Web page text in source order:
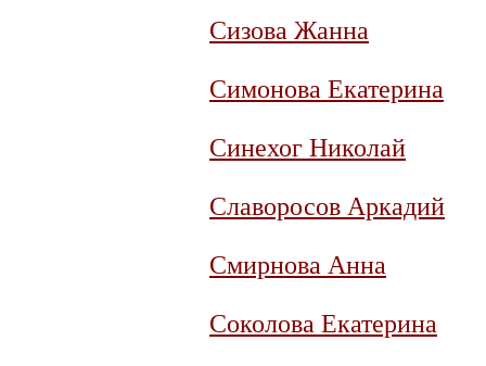
Сизова Жанна
Симонова Екатерина
Синехог Николай
Славоросов Аркадий
Смирнова Анна
Соколова Екатерина